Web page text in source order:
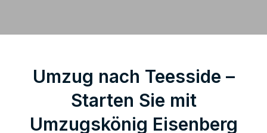
Umzug nach Teesside –
Starten Sie mit
Umzugskönig Eisenberg